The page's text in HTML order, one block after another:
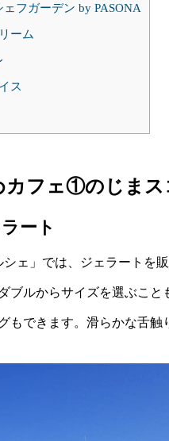
フガーデン by PASONA
ーム
ス
カフェ①のじまス
ート
ェ」では、ジェラートを
ブルからサイズを選ぶこ
もできます。滑らかな舌触